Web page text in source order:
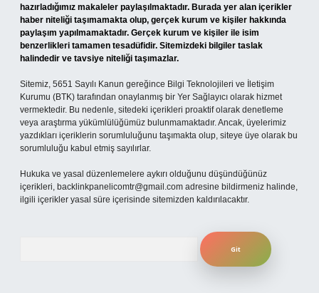
hazırladığımız makaleler paylaşılmaktadır. Burada yer alan içerikler
haber niteliği taşımamakta olup, gerçek kurum ve kişiler hakkında
paylaşım yapılmamaktadır. Gerçek kurum ve kişiler ile isim
benzerlikleri tamamen tesadüfidir. Sitemizdeki bilgiler taslak
halindedir ve tavsiye niteliği taşımazlar.
Sitemiz, 5651 Sayılı Kanun gereğince Bilgi Teknolojileri ve İletişim
Kurumu (BTK) tarafından onaylanmış bir Yer Sağlayıcı olarak hizmet
vermektedir. Bu nedenle, sitedeki içerikleri proaktif olarak denetleme
veya araştırma yükümlülüğümüz bulunmamaktadır. Ancak, üyelerimiz
yazdıkları içeriklerin sorumluluğunu taşımakta olup, siteye üye olarak bu
sorumluluğu kabul etmiş sayılırlar.
Hukuka ve yasal düzenlemelere aykırı olduğunu düşündüğünüz
içerikleri, backlinkpanelicomtr@gmail.com adresine bildirmeniz halinde,
ilgili içerikler yasal süre içerisinde sitemizden kaldırılacaktır.